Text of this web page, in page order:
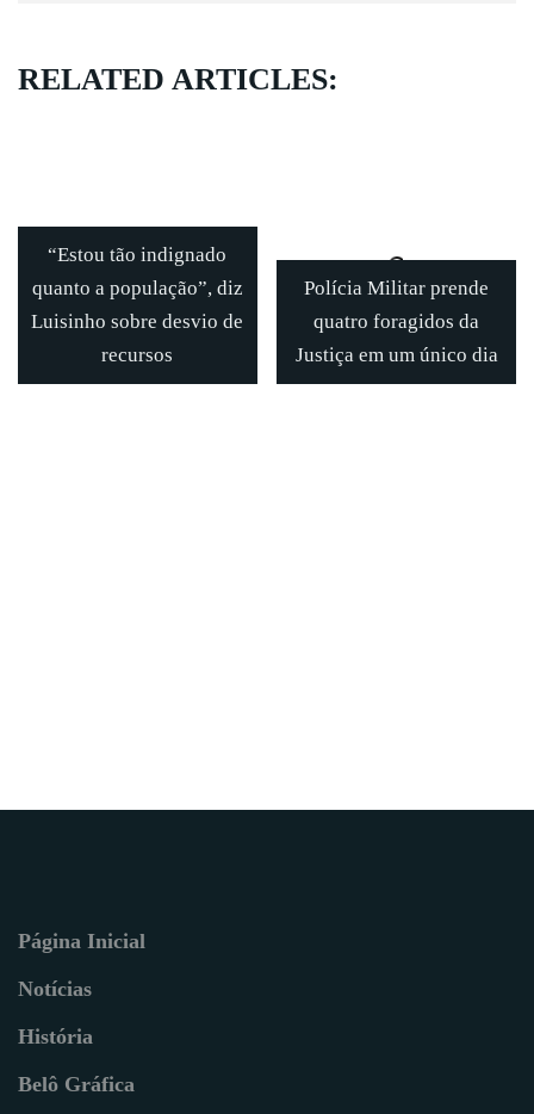
RELATED ARTICLES:
“Estou tão indignado
quanto a população”, diz
Luisinho sobre desvio de
recursos
Polícia Militar prende
quatro foragidos da
Justiça em um único dia
Página Inicial
Notícias
História
Belô Gráfica